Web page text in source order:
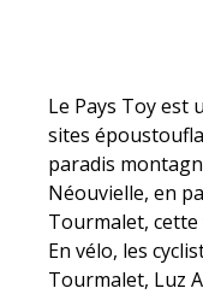
Le Pays Toy est
sites
paradis
Néouvielle, en
Tourmalet, cette
En vélo, les
Tourmalet, Luz